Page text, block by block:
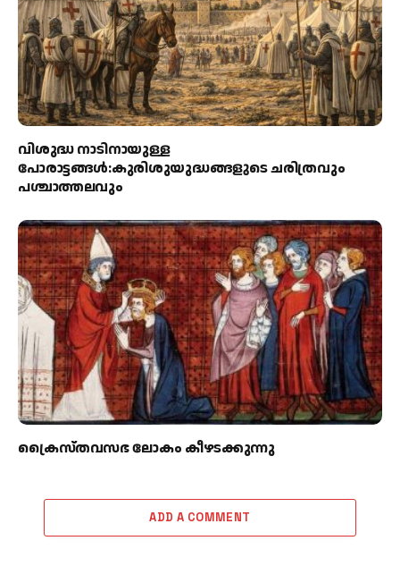
വിശുദ്ധ നാടിനായുള്ള
പോരാട്ടങ്ങള്‍:കുരിശുയുദ്ധങ്ങളുടെ ചരിത്രവും
പശ്ചാത്തലവും
ക്രൈസ്തവസഭ ലോകം കീഴടക്കുന്നു
ADD A COMMENT